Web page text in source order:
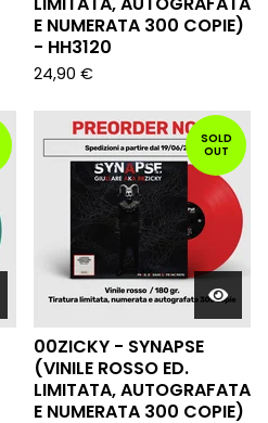
E NUMERATA 300 COPIE)
- HH3120
24,90 €
SOLD
OUT
00ZICKY - SYNAPSE
(VINILE ROSSO ED.
LIMITATA, AUTOGRAFATA
E NUMERATA 300 COPIE)